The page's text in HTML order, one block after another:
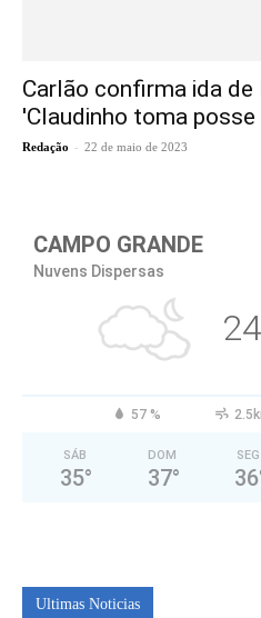
Carlão confirma ida de
'Claudinho toma posse
Redação - 22 de maio de 2023
CAMPO GRANDE
Nuvens Dispersas
24
57 %
SÁB
35°
DOM
37°
SEG
36
Ultimas Noticias